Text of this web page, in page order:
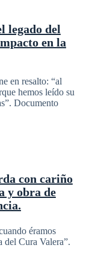
legado del
en la
en resalto: “al
hemos leído su
Documento
con cariño
y obra de
éramos
del Cura Valera”.